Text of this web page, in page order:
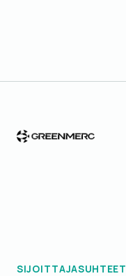
SIJOITTAJASUHTEET